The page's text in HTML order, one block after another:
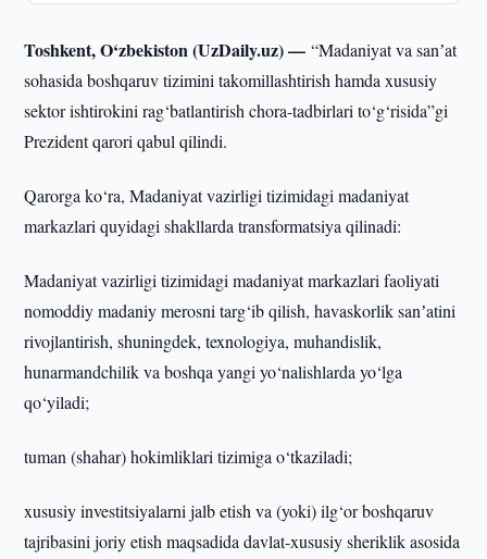
Toshkent, O‘zbekiston (UzDaily.uz) —“Madaniyat va sanʼat
sohasida boshqaruv tizimini takomillashtirish hamda xususiy
sektor ishtirokini rag‘batlantirish chora-tadbirlari to‘g‘risida”gi
Prezident qarori qabul qilindi.
Qarorga ko‘ra, Madaniyat vazirligi tizimidagi madaniyat
markazlari quyidagi shakllarda transformatsiya qilinadi:
Madaniyat vazirligi tizimidagi madaniyat markazlari faoliyati
nomoddiy madaniy merosni targ‘ib qilish, havaskorlik sanʼatini
rivojlantirish, shuningdek, texnologiya, muhandislik,
hunarmandchilik va boshqa yangi yo‘nalishlarda yo‘lga
qo‘yiladi;
tuman (shahar) hokimliklari tizimiga o‘tkaziladi;
xususiy investitsiyalarni jalb etish va (yoki) ilg‘or boshqaruv
tajribasini joriy etish maqsadida davlat-xususiy sheriklik asosida